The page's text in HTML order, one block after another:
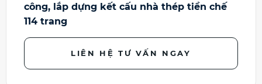
công, lắp dựng kết cấu nhà thép tiền chế
114 trang
LIÊN HỆ TƯ VẤN NGAY